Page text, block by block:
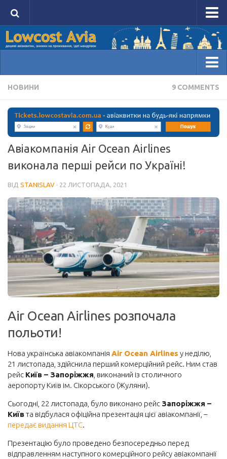
Головна сторінка Lowcost Avia
Блоги
Домівка
Авіаквитки
Акції на авіаквитки
Проживання
Порівняти ціни на HotelsCombined
Забронювати на Booking.com
Корисне
Візи та безвіз
Інше
Блоги мандрівників
Новини
Автобуси
Порадник
Про сайт
Забронювати
Авіаквитки на будь-який напрямок
Пакетні тури
НОВИНИ 9 COMMENTS
Авіакомпанія Air Ocean Airlines
виконала перші рейси по Україні!
ВІД STANISLAV · 22 ЛИСТОПАДА, 2021
Air Ocean Airlines розпочала
польоти!
Нова українська авіакомпанія Air Ocean Airlines у неділю,
21 листопада, здійснила перший комерційний рейс. Ним став
рейс Київ – Запоріжжя , виконаний із столичного
аеропорту Київ ім. Сікорського (Жуляни).
Сьогодні, 22 листопада, було виконано рейс Запоріжжя –
Київта відбулася офіційна презентація цієї авіакомпанії, –
передає видання ЦТС.
Презентацію було проведено безпосередньо перед
відправленням наступного комерційного рейсу авіакомпанії